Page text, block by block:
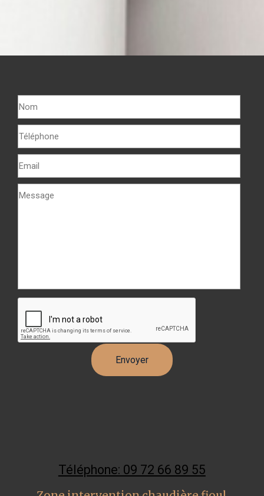
Téléphone: 09 72 66 89 55